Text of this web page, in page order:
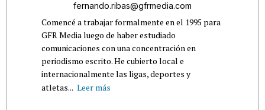
fernando.ribas@gfrmedia.com
Comencé a trabajar formalmente en el 1995 para
GFR Media luego de haber estudiado
comunicaciones con una concentración en
periodismo escrito. He cubierto local e
internacionalmente las ligas, deportes y
atletas... Leer más